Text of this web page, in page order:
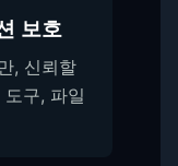
보호
, 신뢰할
구, 파일